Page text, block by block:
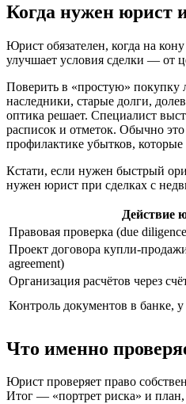
Когда нужен юрист
Юрист обязателен, когда на
улучшает условия сделки — от
Поверить в «простую» покупку
наследники, старые долги,
оптика решает. Специалист
расписок и отметок. Обычно
профилактике убытков,
Кстати, если нужен быстрый
нужен юрист при сделках с
Действие
Правовая проверка (due
Проект договора
agreement)
Организация расчётов через
Контроль документов в банке,
Что именно
Юрист проверяет право
Итог — «портрет риска» и план,